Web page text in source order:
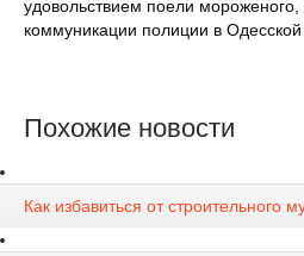
удовольствием поели
коммуникации полиции в Одесской
Похожие новости
Как избавиться от строительного